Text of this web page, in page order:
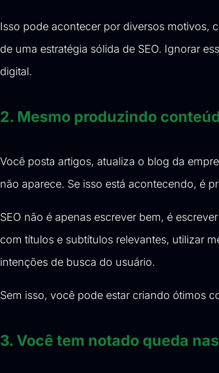
Isso pode acontecer por diversos motivos,
de uma estratégia sólida de SEO. Ignorar
digital.
2. Mesmo produzindo
Você posta artigos, atualiza o blog da
não aparece. Se isso está acontecendo, é
SEO não é apenas escrever bem, é
com títulos e subtítulos relevantes, utilizar
intenções de busca do usuário.
Sem isso, você pode estar criando ótimos
3. Você tem notado queda